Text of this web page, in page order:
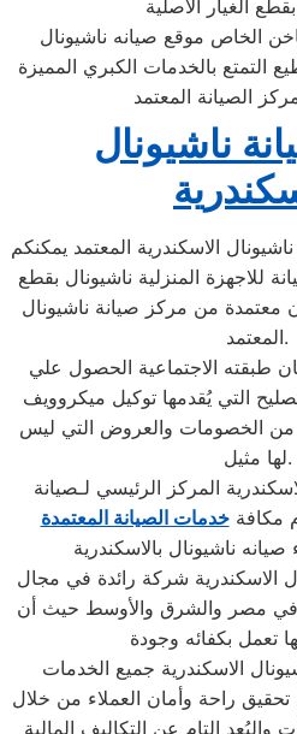
الغيار الاصلية
الخاص موقع صيانه ناشيونال
التمتع بالخدمات الكبري المميزة
ناشيونال
الاسكندرية المعتمد يمكنكم
للاجهزة المنزلية ناشيونال بقطع
معتمدة من مركز صيانة ناشيونال
المعتمد.
طبقته الاجتماعية الحصول علي
التي يُقدمها توكيل ميكروويف
من الخصومات والعروض التي ليس
لها مثيل.
المركز الرئيسي لـصيانة
مكافةخدمات الصيانة المعتمدة
ناشيونال بالاسكندرية
الاسكندرية شركة رائدة في مجال
في مصر والشرق والأوسط حيث أن
تعمل بكفائه وجودة
الاسكندرية جميع الخدمات
راحة وأمان العملاء من خلال
التام عن التكاليف المالية